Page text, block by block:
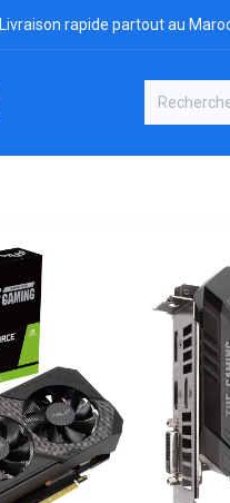
Livraison rapide partout au